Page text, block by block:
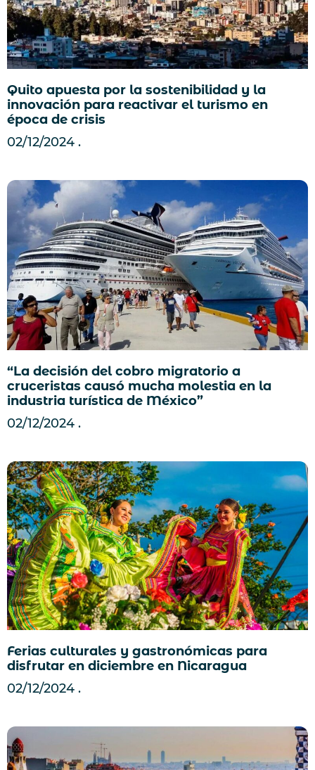
Quito apuesta por la sostenibilidad y la
innovación para reactivar el turismo en
época de crisis
02/12/2024
“La decisión del cobro migratorio a
cruceristas causó mucha molestia en la
industria turística de México”
02/12/2024
Ferias culturales y gastronómicas para
disfrutar en diciembre en Nicaragua
02/12/2024